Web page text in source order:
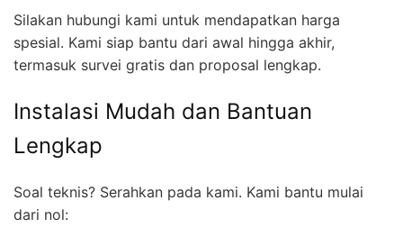
Silakan hubungi kami untuk mendapatkan harga
spesial. Kami siap bantu dari awal hingga akhir,
termasuk survei gratis dan proposal lengkap.
Instalasi Mudah dan Bantuan
Lengkap
Soal teknis? Serahkan pada kami. Kami bantu mulai
dari nol: